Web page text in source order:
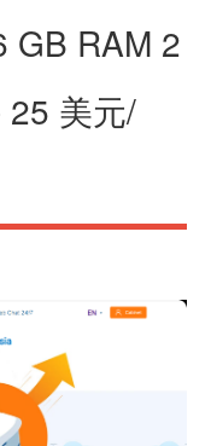
GB RAM 2
25 美元/